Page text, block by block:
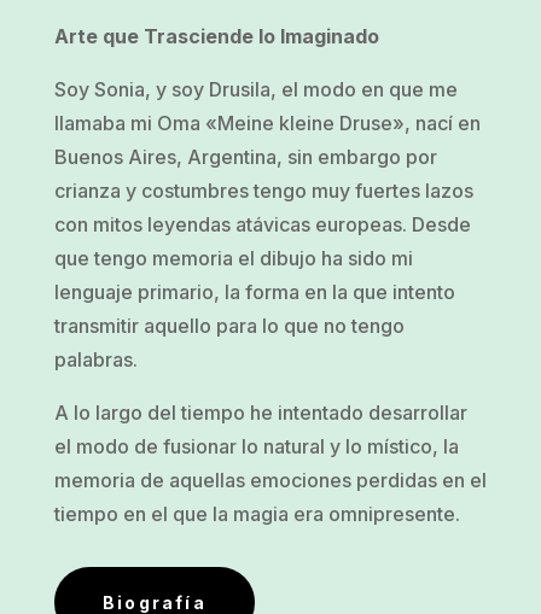
Arte que Trasciende lo Imaginado
Soy Sonia, y soy Drusila, el modo en que me
llamaba mi Oma «Meine kleine Druse», nací en
Buenos Aires, Argentina, sin embargo por
crianza y costumbres tengo muy fuertes lazos
con mitos leyendas atávicas europeas. Desde
que tengo memoria el dibujo ha sido mi
lenguaje primario, la forma en la que intento
transmitir aquello para lo que no tengo
palabras.
A lo largo del tiempo he intentado desarrollar
el modo de fusionar lo natural y lo místico, la
memoria de aquellas emociones perdidas en el
tiempo en el que la magia era omnipresente.
Biografía